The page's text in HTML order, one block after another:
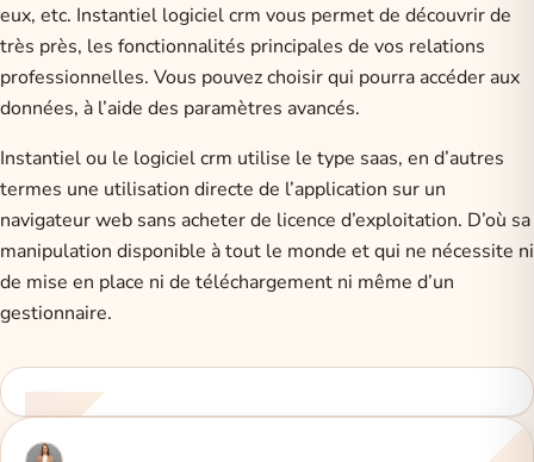
eux, etc. Instantiel logiciel crm vous permet de découvrir de
très près, les fonctionnalités principales de vos relations
professionnelles. Vous pouvez choisir qui pourra accéder aux
données, à l’aide des paramètres avancés.
Instantiel ou le logiciel crm utilise le type saas, en d’autres
termes une utilisation directe de l’application sur un
navigateur web sans acheter de licence d’exploitation. D’où sa
manipulation disponible à tout le monde et qui ne nécessite ni
de mise en place ni de téléchargement ni même d’un
gestionnaire.